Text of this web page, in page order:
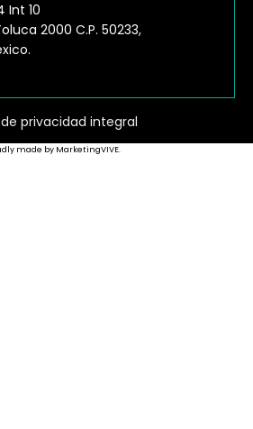
Int 10
2000 C.P. 50233,
privacidad integral
made by MarketingVIVE.